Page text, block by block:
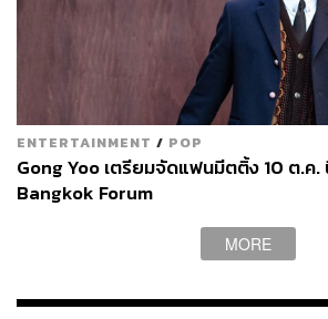
ENTERTAINMENT / POP
Gong Yoo เตรียมจัดแฟนมีตติ้ง 10 ต.ค
Bangkok Forum
MORE